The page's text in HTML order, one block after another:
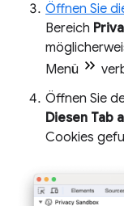
Öffnen Sie
Bereich
Menü
Öffnen Sie
Diesen Tab
Cookies